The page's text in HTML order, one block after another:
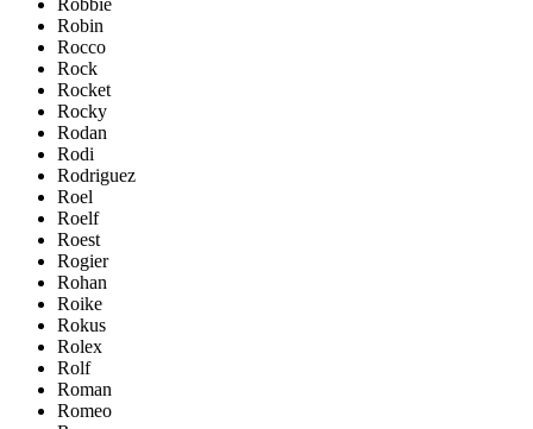
Robbie
Robin
Rocco
Rock
Rocket
Rocky
Rodan
Rodi
Rodriguez
Roel
Roelf
Roest
Rogier
Rohan
Roike
Rokus
Rolex
Rolf
Roman
Romeo